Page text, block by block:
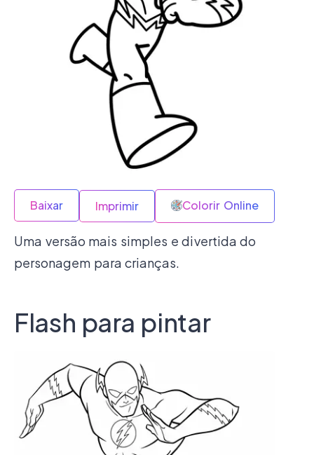
Baixar Imprimir Colorir Online
Uma versão mais simples e divertida do
personagem para crianças.
Flash para pintar